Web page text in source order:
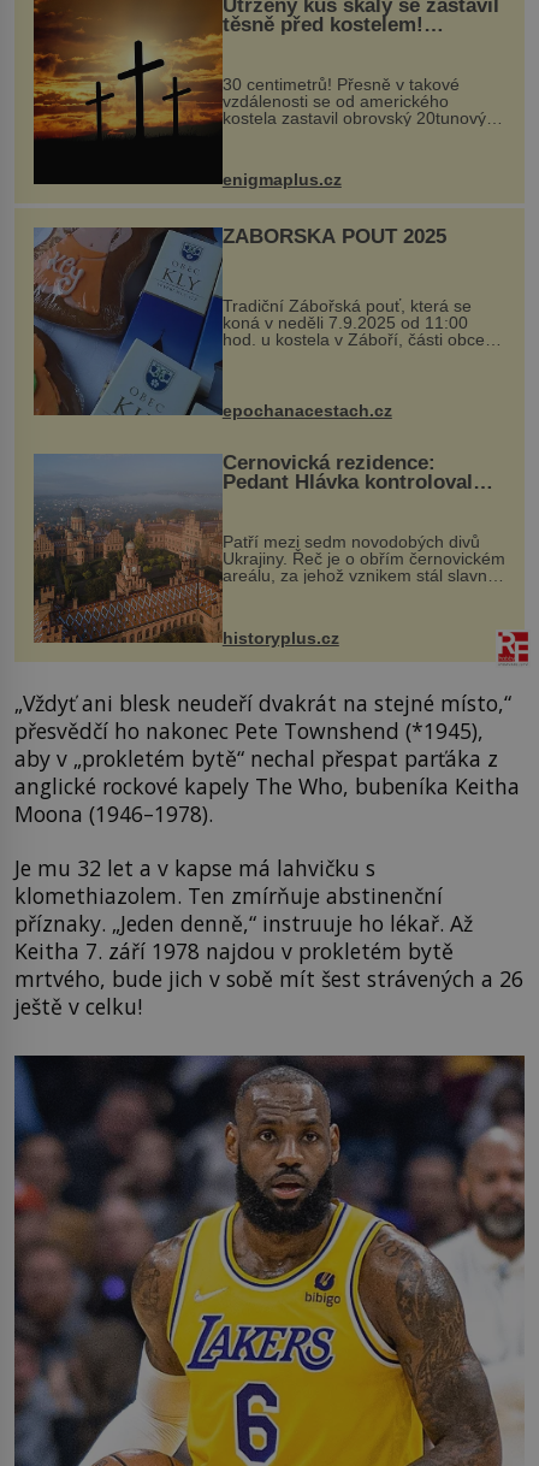
Utržený kus skály se zastavil
těsně před kostelem!
Ochránila ho boží síla?
30 centimetrů! Přesně v takové
vzdálenosti se od amerického
kostela zastavil obrovský 20tunový
...
enigmaplus.cz
ZÁBOŘSKÁ POUŤ 2025
Tradiční Zábořská pouť, která se
koná v neděli 7.9.2025 od 11:00
hod. u kostela v Záboří, části obce
Kly u Mělníka. V programu naleznete
komentovanou prohlídku kostela,
epochanacestach.cz
Černovická rezidence:
Pedant Hlávka kontroloval
Patří mezi sedm novodobých divů
Ukrajiny. Řeč je o obřím černovickém
areálu, za jehož vznikem stál slavný
český architekt Josef Hlávka. Ten si
na něm dal mimořádně záležet. Jeho
stavební plány by při ...
historyplus.cz
„Vždyť ani blesk neudeří dvakrát na stejné místo,“
přesvědčí ho nakonec Pete Townshend (*1945),
aby v „prokletém bytě“ nechal přespat parťáka z
anglické rockové kapely The Who, bubeníka Keitha
Moona (1946–1978).
Je mu 32 let a v kapse má lahvičku s
klomethiazolem. Ten zmírňuje abstinenční
příznaky. „Jeden denně,“ instruuje ho lékař. Až
Keitha 7. září 1978 najdou v prokletém bytě
mrtvého, bude jich v sobě mít šest strávených a 26
ještě v celku!